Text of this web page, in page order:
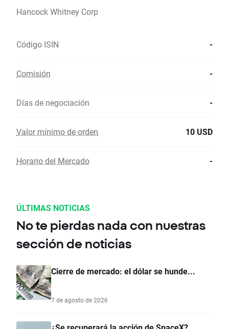
Hancock Whitney Corp
Código ISIN -
Comisión -
Días de negociación -
Valor mínimo de orden 10 USD
Horario del Mercado -
ÚLTIMAS NOTICIAS
No te pierdas nada con nuestras
sección de noticias
Cierre de mercado: el dólar se hunde...
7 de agosto de 2026